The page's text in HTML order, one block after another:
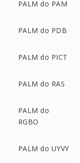
PALM do PAM
PALM do PDB
PALM do PICT
PALM do RAS
PALM do
RGBO
PALM do UYVY